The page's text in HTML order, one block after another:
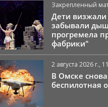
Закрепленный
Дети визжали
забывали
прогремела
фабрики"
2 августа 2026 г.,
В Омске
беспилотная